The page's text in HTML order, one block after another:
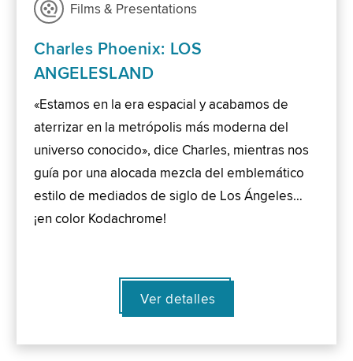
Films & Presentations
Charles Phoenix: LOS
ANGELESLAND
«Estamos en la era espacial y acabamos de
aterrizar en la metrópolis más moderna del
universo conocido», dice Charles, mientras nos
guía por una alocada mezcla del emblemático
estilo de mediados de siglo de Los Ángeles…
¡en color Kodachrome!
Ver detalles